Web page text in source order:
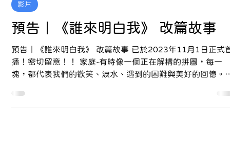
影片
預告｜《誰來明白我》 改篇故事
預告｜《誰來明白我》 改篇故事 已於2023年11月1日正式
播！密切留意！！ 家庭-有時像一個正在解構的拼圖，每一
塊，都代表我們的歡笑、淚水、遇到的困難與美好的回憶。